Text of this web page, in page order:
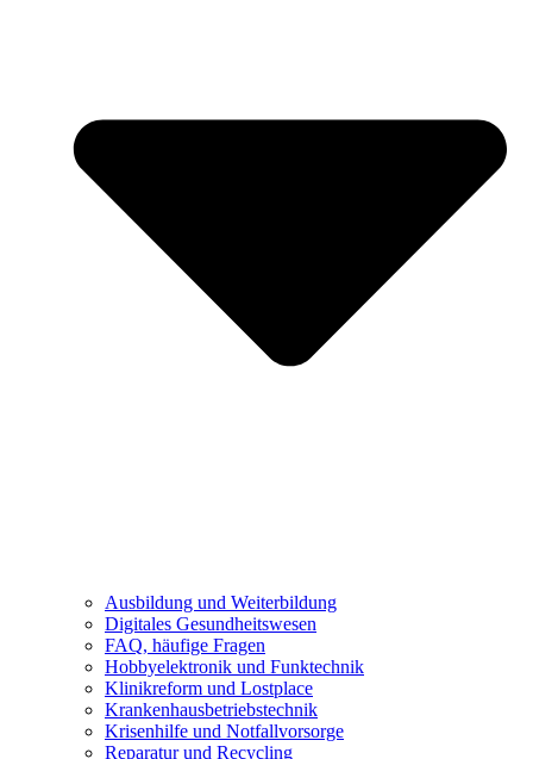
Ausbildung und Weiterbildung
Digitales Gesundheitswesen
FAQ, häufige Fragen
Hobbyelektronik und Funktechnik
Klinikreform und Lostplace
Krankenhausbetriebstechnik
Krisenhilfe und Notfallvorsorge
Reparatur und Recycling